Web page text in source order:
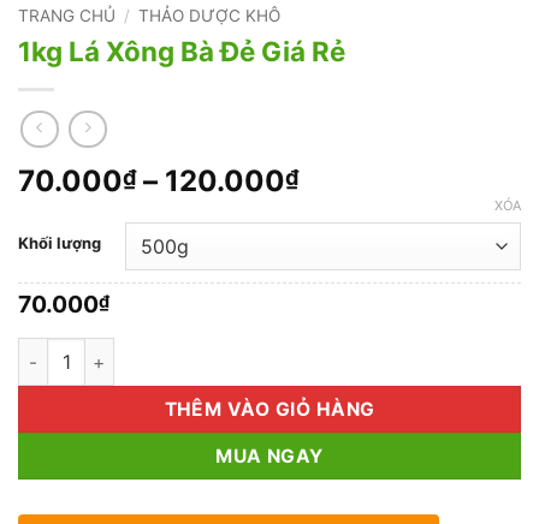
TRANG CHỦ / THẢO DƯỢC KHÔ
1kg Lá Xông Bà Đẻ Giá Rẻ
70.000₫ – 120.000₫Khoảng
70.000₫
đến
Khối lượng
XÓA
70.000₫
1kg Lá Xông Bà Đẻ Giá Rẻ số lượng
THÊM VÀO GIỎ HÀNG
MUA NGAY